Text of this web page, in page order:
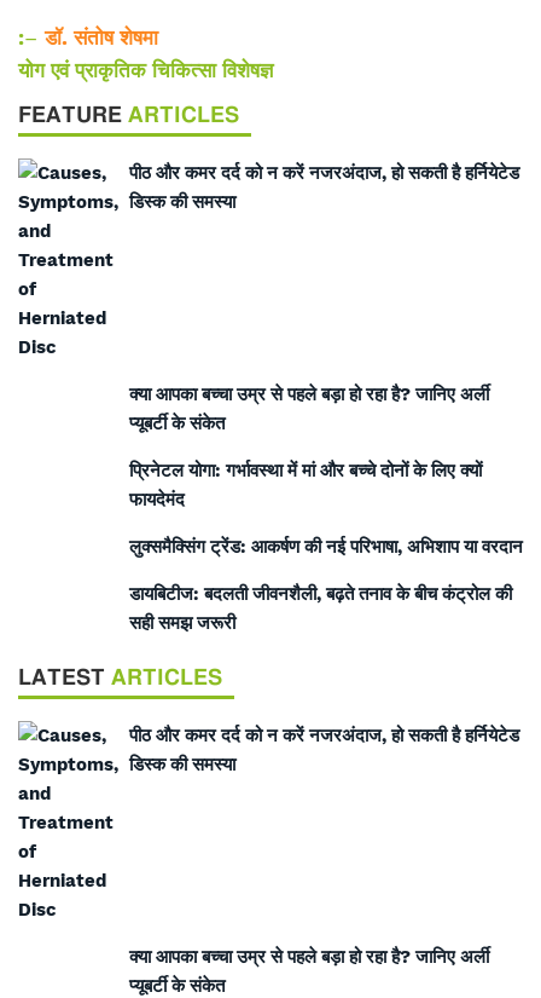
:– डॉ. संतोष शेषमा
योग एवं प्राकृतिक चिकित्सा विशेषज्ञ
FEATURE ARTICLES
पीठ और कमर दर्द को न करें नजरअंदाज, हो सकती है हर्नियेटेड
डिस्क की समस्या
क्या आपका बच्चा उम्र से पहले बड़ा हो रहा है? जानिए अर्ली
प्यूबर्टी के संकेत
प्रिनेटल योगा: गर्भावस्था में मां और बच्चे दोनों के लिए क्यों
फायदेमंद
लुक्समैक्सिंग ट्रेंड: आकर्षण की नई परिभाषा, अभिशाप या वरदान
डायबिटीज: बदलती जीवनशैली, बढ़ते तनाव के बीच कंट्रोल की
सही समझ जरूरी
LATEST ARTICLES
पीठ और कमर दर्द को न करें नजरअंदाज, हो सकती है हर्नियेटेड
डिस्क की समस्या
क्या आपका बच्चा उम्र से पहले बड़ा हो रहा है? जानिए अर्ली
प्यूबर्टी के संकेत